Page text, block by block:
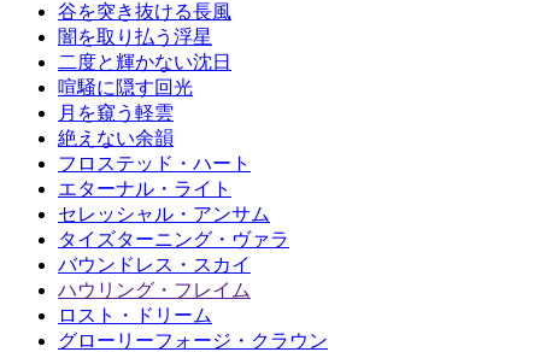
谷を突き抜ける長風
闇を取り払う浮星
二度と輝かない沈日
喧騒に隠す回光
月を窺う軽雲
絶えない余韻
フロステッド・ハート
エターナル・ライト
セレッシャル・アンサム
タイズターニング・ヴァラ
バウンドレス・スカイ
ハウリング・フレイム
ロスト・ドリーム
グローリーフォージ・クラウン